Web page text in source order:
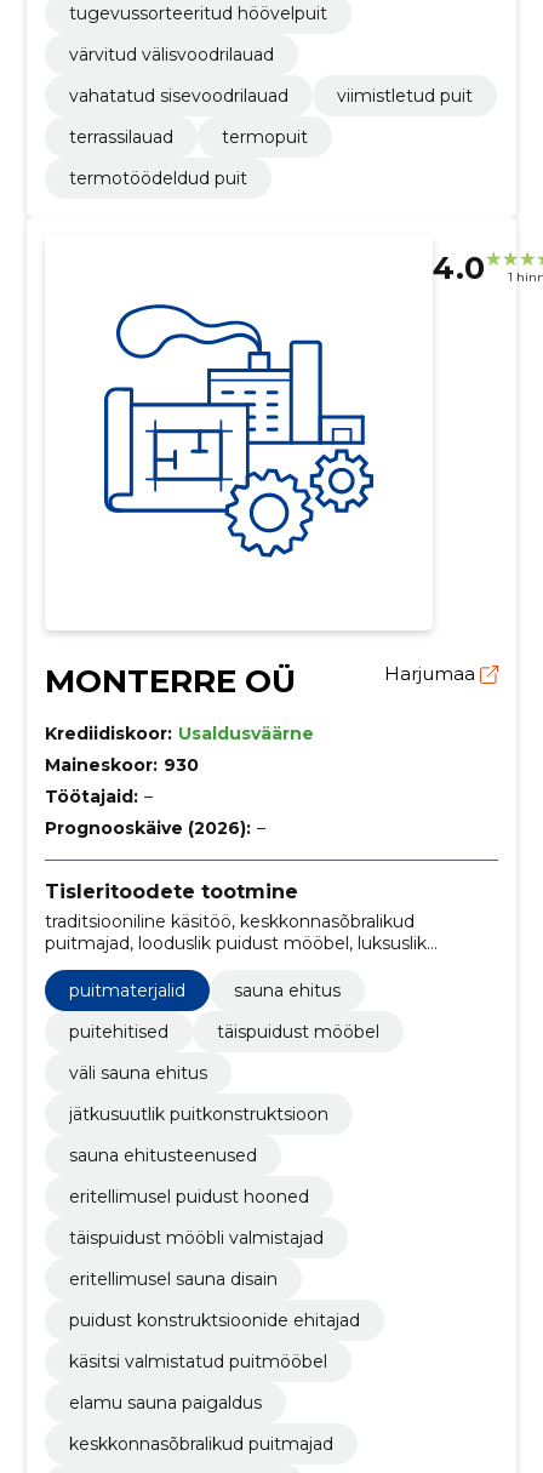
tugevussorteeritud höövelpuit
värvitud välisvoodrilauad
vahatatud sisevoodrilauad
viimistletud puit
terrassilauad
termopuit
termotöödeldud puit
4.0 1
MONTERRE OÜ Harjumaa
Krediidiskoor: Usaldusväärne
Maineskoor: 930
Töötajaid: –
Prognooskäive (2026): –
Tisleritoodete tootmine
traditsiooniline käsitöö, keskkonnasõbralikud
puitmajad, looduslik puidust mööbel, luksuslik
puitmööbel, eritellimusel sauna ehitajad, puidust
ehitusettevõtjad, puitmaterjalid, puitkonstruktsioonid,
Mööbel, eritellimusmööbel
puitmaterjalid
sauna ehitus
puitehitised
täispuidust mööbel
väli sauna ehitus
jätkusuutlik puitkonstruktsioon
sauna ehitusteenused
eritellimusel puidust hooned
täispuidust mööbli valmistajad
eritellimusel sauna disain
puidust konstruktsioonide ehitajad
käsitsi valmistatud puitmööbel
elamu sauna paigaldus
keskkonnasõbralikud puitmajad